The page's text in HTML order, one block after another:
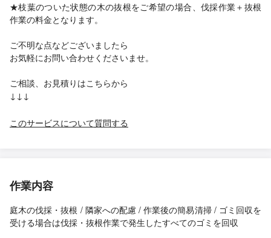
★枝葉のついた状態の木の抜根をご希望の場合、伐採作業＋抜根
作業の料金となります。
ご不明な点などございましたら
お気軽にお問い合わせくださいませ。
ご相談、お見積りはこちらから
↓↓↓
このサービスについて質問する
作業内容
庭木の伐採・抜根 / 隣家への配慮 / 作業後の簡易清掃 / ゴミ回収を
受ける場合は伐採・抜根作業で発生したすべてのゴミを回収